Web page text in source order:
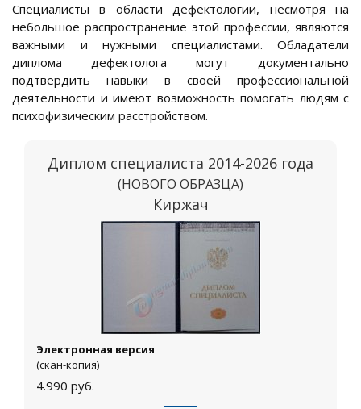
Специалисты в области дефектологии, несмотря на
небольшое распространение этой профессии, являются
важными и нужными специалистами. Обладатели
диплома дефектолога могут документально
подтвердить навыки в своей профессиональной
деятельности и имеют возможность помогать людям с
психофизическим расстройством.
Диплом специалиста 2014-2026 года
(НОВОГО ОБРАЗЦА)
Киржач
Электронная версия
(скан-копия)
4.990 руб.